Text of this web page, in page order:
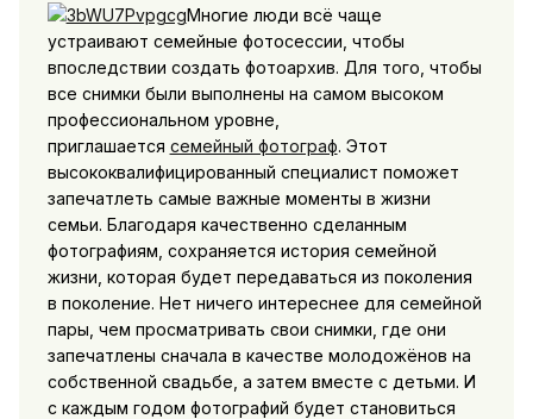
Многие люди всё чаще
устраивают семейные фотосессии, чтобы
впоследствии создать фотоархив. Для того, чтобы
все снимки были выполнены на самом высоком
профессиональном уровне,
приглашается семейный фотограф. Этот
высококвалифицированный специалист поможет
запечатлеть самые важные моменты в жизни
семьи. Благодаря качественно сделанным
фотографиям, сохраняется история семейной
жизни, которая будет передаваться из поколения
в поколение. Нет ничего интереснее для семейной
пары, чем просматривать свои снимки, где они
запечатлены сначала в качестве молодожёнов на
собственной свадьбе, а затем вместе с детьми. И
с каждым годом фотографий будет становиться